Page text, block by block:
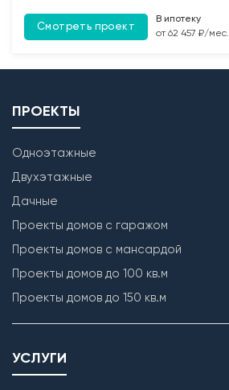
Смотреть проект
В ипотеку
от 62 457 ₽/мес.
ПРОЕКТЫ
Одноэтажные
Двухэтажные
Дачные
Проекты домов с гаражом
Проекты домов с мансардой
Проекты домов до 100 кв.м
Проекты домов до 150 кв.м
УСЛУГИ